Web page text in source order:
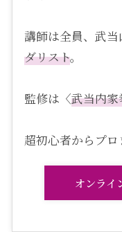
講師は全員、武当
ダリスト。
監修は〈武当内
超初心者からプロ
オンライ